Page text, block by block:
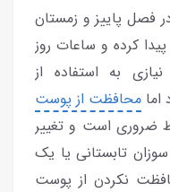
فصل پاییز و زمستان
کرده و ساعات روز
به استفاده از
محافظت از پوست
ضروری است و تغییر
تابستانی یا یک
نکردن از پوست